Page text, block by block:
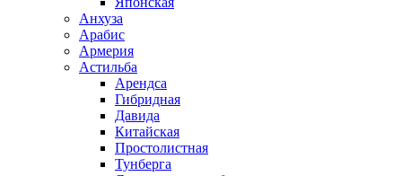
Анхуза
Арабис
Армерия
Астильба
Арендса
Гибридная
Давида
Китайская
Простолистная
Тунберга